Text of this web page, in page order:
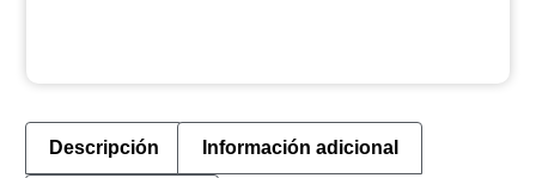
Descripción Información adicional